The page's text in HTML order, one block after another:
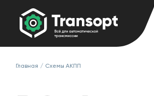
Главная / Схемы АКПП